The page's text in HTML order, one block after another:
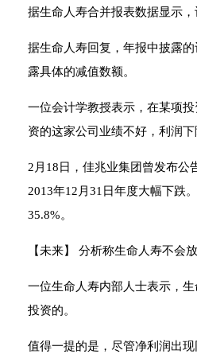
据生命人寿合并报表数据显示
据生命人寿回复，年报中披露
露具体的减值数额。
一位会计学教授表示，在某项
资的这家公司业绩不好，利润
2月18日，佳兆业集团曾发布公
2013年12月31日年度大幅下跌
35.8%。
【未来】 分析称生命人寿不会
一位生命人寿内部人士表示，
投资的。
值得一提的是，尽管净利润出